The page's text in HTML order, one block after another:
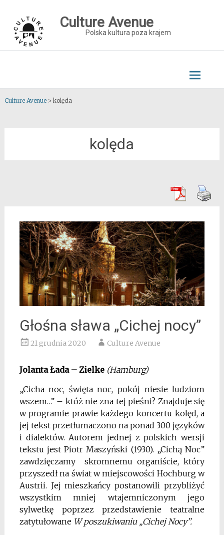
content
Culture Avenue
Polska kultura poza krajem
Culture Avenue> kolęda
kolęda
Głośna sława „Cichej nocy”
21 grudnia 2020 Culture Avenue
Jolanta Łada – Zielke (Hamburg)
„Cicha noc, święta noc, pokój niesie ludziom
wszem…” – któż nie zna tej pieśni? Znajduje się
w programie prawie każdego koncertu kolęd, a
jej tekst przetłumaczono na ponad 300 języków
i dialektów. Autorem jednej z polskich wersji
tekstu jest Piotr Maszyński (1930). „Cichą Noc”
zawdzięczamy skromnemu organiście, który
przyszedł na świat w miejscowości Hochburg w
Austrii. Jej mieszkańcy postanowili przybliżyć
wszystkim mniej wtajemniczonym jego
sylwetkę poprzez przedstawienie teatralne
zatytułowane W poszukiwaniu „Cichej Nocy”.